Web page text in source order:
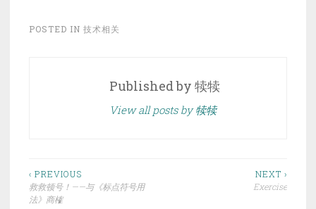
POSTED IN 技术相关
Published by 犊犊
View all posts by 犊犊
文
章
‹ PREVIOUS
救救顿号！——与《标点符号用
法》商榷
NEXT ›
Exercise